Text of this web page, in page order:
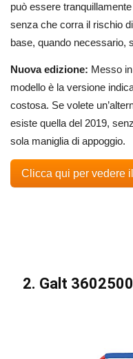
può essere
senza che corra il rischio
base, quando necessario,
Nuova edizione: Messo
modello è la versione
costosa. Se volete
esiste quella del 2019,
sola maniglia di appoggio.
Clicca qui per vedere
2. Galt